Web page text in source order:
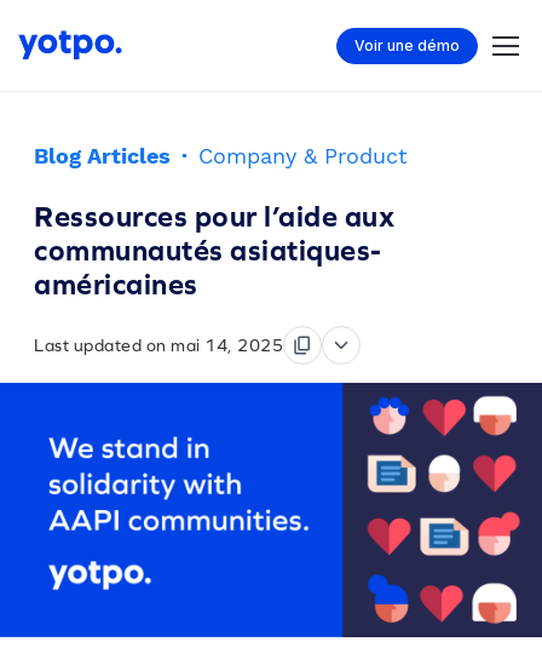
Voir une démo
Blog Articles · Company & Product
Ressources pour l’aide aux
communautés asiatiques-
américaines
Last updated on mai 14, 2025